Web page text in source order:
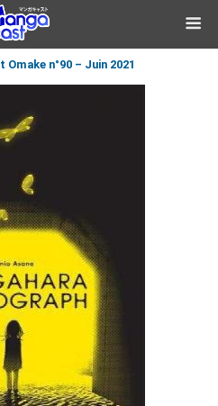
n°90 – Juin 2021